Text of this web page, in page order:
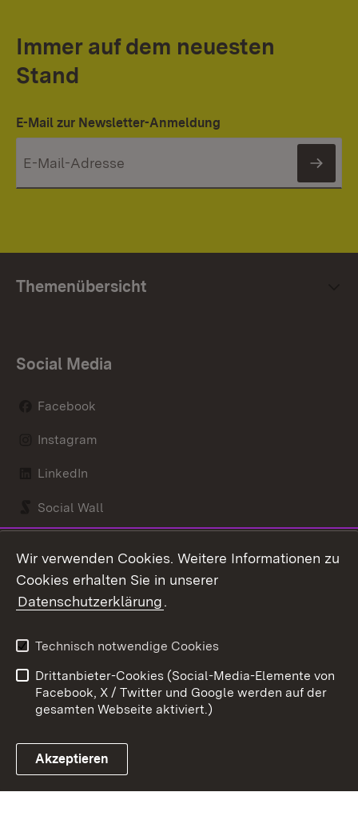
Immer auf dem neuesten
Stand
E-Mail zur Newsletter-Anmeldung
Themenübersicht
Social Media
Facebook
Instagram
LinkedIn
Social Wall
Link zum Landesportal
Kontakt
Barrierefreiheit
Impressum
Cookies
Wir verwenden Cookies. Weitere Informationen zu
Cookies erhalten Sie in unserer
Datenschutzerklärung.
Technisch notwendige Cookies
Drittanbieter-Cookies (Social-Media-Elemente von
Facebook, X / Twitter und Google werden auf der
gesamten Webseite aktiviert.)
Akzeptieren